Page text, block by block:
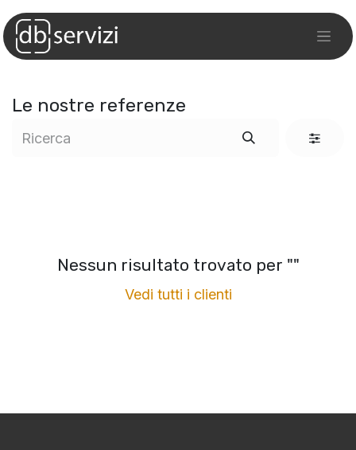
Le nostre referenze
Nessun risultato trovato per ""
Vedi tutti i clienti